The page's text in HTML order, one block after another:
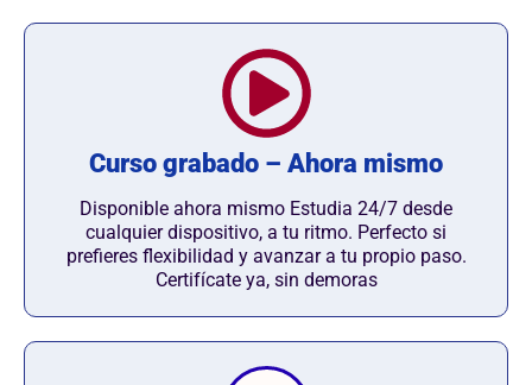
Curso grabado – Ahora mismo
Disponible ahora mismo Estudia 24/7 desde
cualquier dispositivo, a tu ritmo. Perfecto si
prefieres flexibilidad y avanzar a tu propio paso.
Certifícate ya, sin demoras